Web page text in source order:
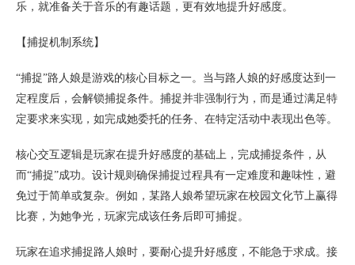
乐，就准备关于音乐的有趣话题，更有效地提升好感度。
【捕捉机制系统】
“捕捉”路人娘是游戏的核心目标之一。当与路人娘的好感度达到一
定程度后，会解锁捕捉条件。捕捉并非强制行为，而是通过满足特
定要求来实现，如完成她委托的任务、在特定活动中表现出色等。
核心交互逻辑是玩家在提升好感度的基础上，完成捕捉条件，从
而“捕捉”成功。设计规则确保捕捉过程具有一定难度和趣味性，避
免过于简单或复杂。例如，某路人娘希望玩家在校园文化节上赢得
比赛，为她争光，玩家完成该任务后即可捕捉。
玩家在追求捕捉路人娘时，要耐心提升好感度，不能急于求成。接